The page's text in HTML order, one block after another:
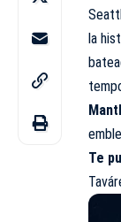
la
Te